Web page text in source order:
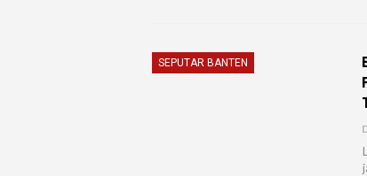
SEPUTAR BANTEN